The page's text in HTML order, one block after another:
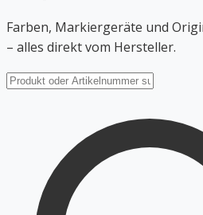
Farben, Markiergeräte und
– alles direkt vom Hersteller.